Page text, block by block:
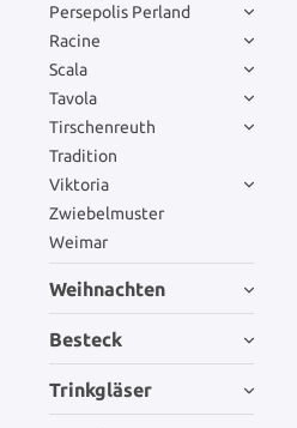
Persepolis Perland
Racine
Scala
Tavola
Tirschenreuth
Tradition
Viktoria
Zwiebelmuster
Weimar
Weihnachten
Besteck
Trinkgläser